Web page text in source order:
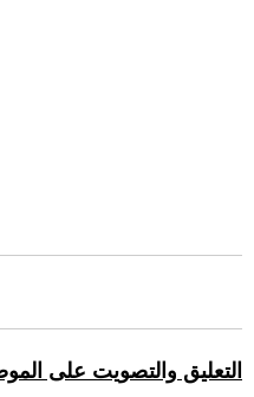
التعليق والتصويت على